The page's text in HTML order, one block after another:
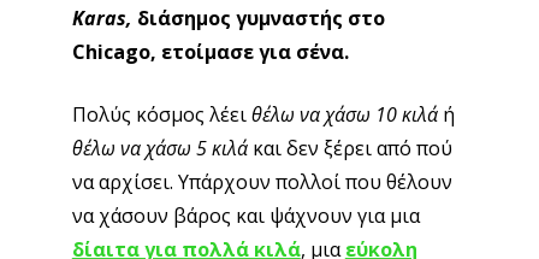
σένα.
να χάσω 5 κιλάκαι δεν ξέρει από πού να αρχίσει.
Υπάρχουν πολλοί που θέλουν να χάσουν βάρος και
ψάχνουν για μιαδίαιτα για πολλά κιλά, μια
εύκολη δίαιταή μια γρήγορη δίαιτα.